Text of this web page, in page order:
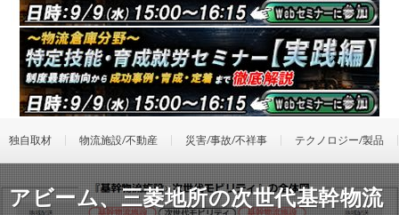
独自取材 物流施設/不動産 災害/事故/不祥事 テクノロジー/製品
アビーム、三菱地所の次世代基幹物流